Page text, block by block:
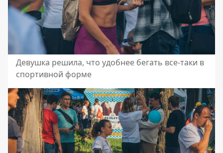
Девушка решила, что удобнее бегать все-таки в
спортивной форме